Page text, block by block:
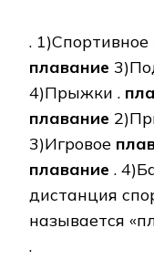
. 1)Спортивное
плавание
4)Прыжки .
плавание
3)Игровое
плавание .
дистанция
называется
.